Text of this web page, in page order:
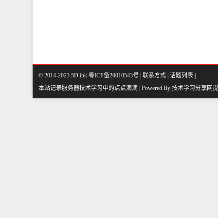
© 2014-2023 5D.ink 粤ICP备20010543号 联系方式 话题列表
本站记录服务器技术学习中的点点滴滴 | Powered By 技术学习分享网